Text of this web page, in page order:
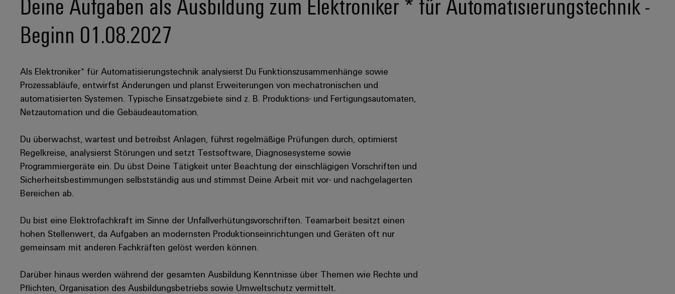
Beginn 01.08.2027
Als Elektroniker* für Automatisierungstechnik analysierst Du Funktionszusammenhänge sowie
Prozessabläufe, entwirfst Änderungen und planst Erweiterungen von mechatronischen und
automatisierten Systemen. Typische Einsatzgebiete sind z. B. Produktions- und Fertigungsautomaten,
Netzautomation und die Gebäudeautomation.
Du überwachst, wartest und betreibst Anlagen, führst regelmäßige Prüfungen durch, optimierst
Regelkreise, analysierst Störungen und setzt Testsoftware, Diagnosesysteme sowie
Programmiergeräte ein. Du übst Deine Tätigkeit unter Beachtung der einschlägigen Vorschriften und
Sicherheitsbestimmungen selbstständig aus und stimmst Deine Arbeit mit vor- und nachgelagerten
Bereichen ab.
Du bist eine Elektrofachkraft im Sinne der Unfallverhütungsvorschriften. Teamarbeit besitzt einen
hohen Stellenwert, da Aufgaben an modernsten Produktionseinrichtungen und Geräten oft nur
gemeinsam mit anderen Fachkräften gelöst werden können.
Darüber hinaus werden während der gesamten Ausbildung Kenntnisse über Themen wie Rechte und
Pflichten, Organisation des Ausbildungsbetriebs sowie Umweltschutz vermittelt.